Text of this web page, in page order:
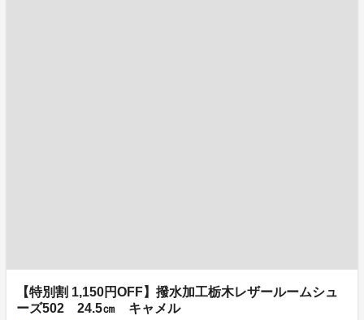
【特別割 1,150円OFF】撥水加工栃木レザールームシュ
ーズ502 24.5㎝ キャメル